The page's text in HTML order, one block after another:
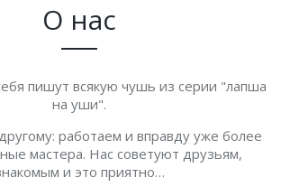
О нас
пишут всякую чушь из серии "лапша
на уши".
работаем и вправду уже более
мастера. Нас советуют друзьям,
и это приятно…